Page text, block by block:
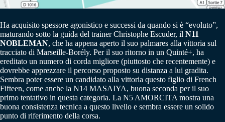
Ha acquisito spessore agonistico e successi da quando si è “evoluto”,
maturando sotto la guida del trainer Christophe Escuder, il N11
NOBLEMAN, che ha appena aperto il suo palmares alla vittoria sul
tracciato di Marseille-Borély. Per il suo ritorno in un Quinté+, ha
ereditato un numero di corda migliore (piuttosto che recentemente) e
dovrebbe apprezzare il percorso proposto su distanza a lui gradita.
Sembra poter essere un candidato alla vittoria questo figlio di French
Fifteen, come anche la N14 MASAIYA, buona seconda per il suo
primo tentativo in questa categoria. La N5 AMORCITA mostra una
buona consistenza tecnica a questo livello e sembra essere un solido
punto di riferimento della corsa.